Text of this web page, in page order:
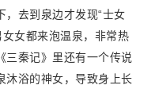
，去到泉边才发现“士女
女都来泡温泉，非常热
三秦记》里还有一个传说
沐浴的神女，导致身上长